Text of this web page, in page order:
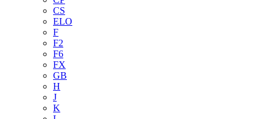
CS
ELO
F
F2
F6
FX
GB
H
J
K